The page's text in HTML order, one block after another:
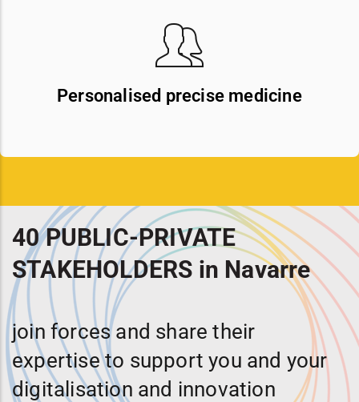
Personalised precise medicine
40 PUBLIC-PRIVATE
STAKEHOLDERS in Navarre
join forces and share their
expertise to support you and your
digitalisation and innovation